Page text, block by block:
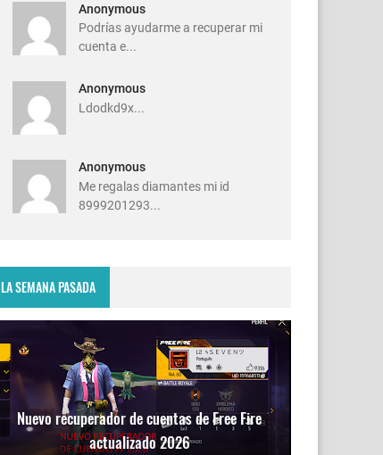
Anonymous
Podrías ayudarme a recuperar mi
cuenta e...
Anonymous
Ldodkd9x...
Anonymous
Me regalas diamantes mi id
8999201293...
LA SEMANA PASADA
Nuevo recuperador de cuentas de Free Fire
actualizado 2026